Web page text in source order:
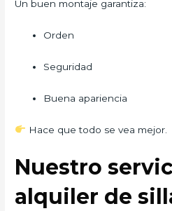
Un buen montaje garantiza:
Orden
Seguridad
Buena apariencia
Hace que todo se vea mejor.
Nuestro
alquiler de